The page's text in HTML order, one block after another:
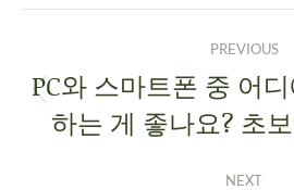
PREVIOUS
PC와 스마트폰 중 어
하는 게 좋나요? 초
NEXT